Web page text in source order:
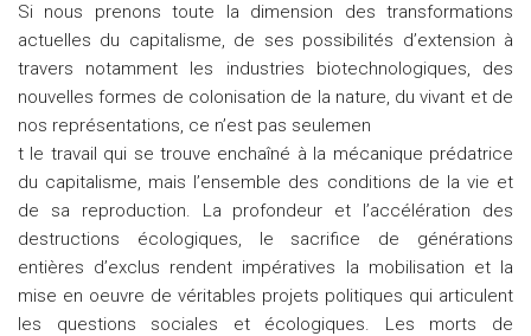
Si nous prenons toute la dimension des transformations
actuelles du capitalisme, de ses possibilités d’extension à
travers notamment les industries biotechnologiques, des
nouvelles formes de colonisation de la nature, du vivant et de
nos représentations, ce n’est pas seulemen
t le travail qui se trouve enchaîné à la mécanique prédatrice
du capitalisme, mais l’ensemble des conditions de la vie et
de sa reproduction. La profondeur et l’accélération des
destructions écologiques, le sacrifice de générations
entières d’exclus rendent impératives la mobilisation et la
mise en oeuvre de véritables projets politiques qui articulent
les questions sociales et écologiques. Les morts de